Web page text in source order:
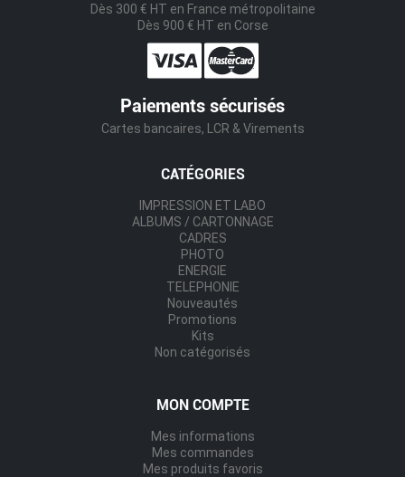
Dès 300 € HT en France métropolitaine
Dès 900 € HT en Corse
Paiements sécurisés
Cartes bancaires, LCR & Virements
CATÉGORIES
IMPRESSION ET LABO
ALBUMS / CARTONNAGE
CADRES
PHOTO
ENERGIE
TELEPHONIE
Nouveautés
Promotions
Kits
Non catégorisés
MON COMPTE
Mes informations
Mes commandes
Mes produits favoris